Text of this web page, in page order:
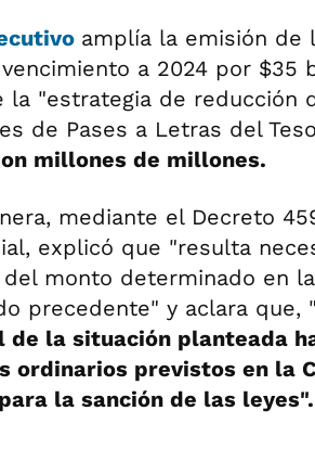
amplía la emisión de
a 2024 por $35
la "estrategia de reducción
de Pases a Letras del
millones de millones.
mediante el Decreto
explicó que "resulta
del monto determinado en
precedente" y aclara que, "
de la situación planteada
ordinarios previstos en la
la sanción de las leyes".